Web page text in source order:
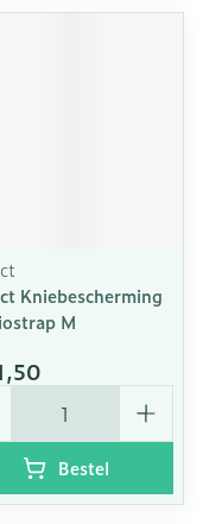
Kniebescherming
M
Bestel